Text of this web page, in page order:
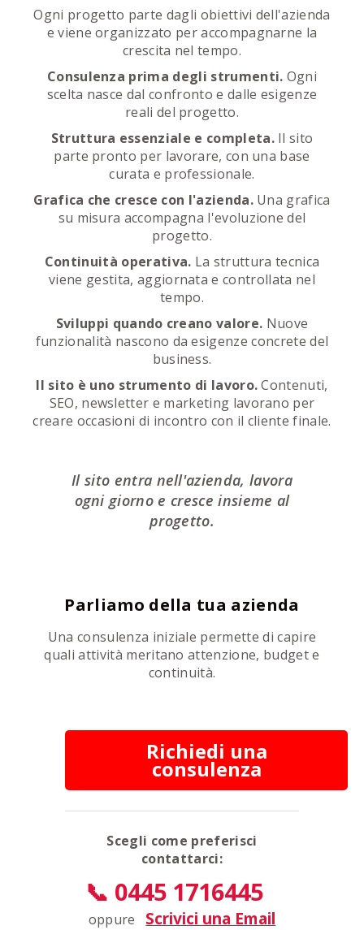
Ogni progetto parte dagli obiettivi dell'azienda
e viene organizzato per accompagnarne la
crescita nel tempo.
Consulenza prima degli strumenti. Ogni
scelta nasce dal confronto e dalle esigenze
reali del progetto.
Struttura essenziale e completa.Il sito
parte pronto per lavorare, con una base
curata e professionale.
Grafica che cresce con l'azienda.Una grafica
su misura accompagna l'evoluzione del
progetto.
Continuità operativa. La struttura tecnica
viene gestita, aggiornata e controllata nel
tempo.
Sviluppi quando creano valore. Nuove
funzionalità nascono da esigenze concrete del
business.
Il sito è uno strumento di lavoro.Contenuti,
SEO, newsletter e marketing lavorano per
creare occasioni di incontro con il cliente finale.
Il sito entra nell'azienda, lavora
ogni giorno e cresce insieme al
progetto.
Parliamo della tua azienda
Una consulenza iniziale permette di capire
quali attività meritano attenzione, budget e
continuità.
Richiedi una
consulenza
Scegli come preferisci
contattarci:
📞 0445 1716445
oppure Scrivici una Email